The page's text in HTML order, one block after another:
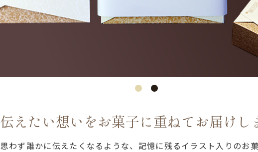
伝えたい想いをお菓子に重ねてお届けし
思わず誰かに伝えたくなるような、記憶に残るイラスト入りのお